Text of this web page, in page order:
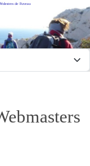
de Fuveau